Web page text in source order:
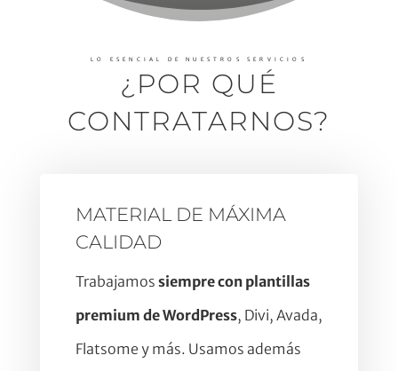
LO ESENCIAL DE NUESTROS SERVICIOS
¿POR QUÉ
CONTRATARNOS?
MATERIAL DE MÁXIMA
CALIDAD
Trabajamos siempre con plantillas
premium de WordPress, Divi, Avada,
Flatsome y más. Usamos además